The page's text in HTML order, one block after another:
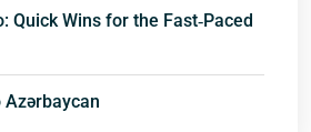
Quick Wins for the Fast‑Paced
Azərbaycan